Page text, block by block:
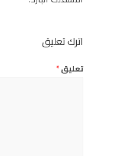
اترك تعليق
تعليق*